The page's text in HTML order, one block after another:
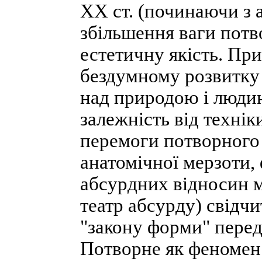
ХХ ст. (починаючи з
збільшення ваги
естетичну якість.
бездумному
над природою і
залежність від
перемоги
анатомічної
абсурдних відносин
театр абсурду)
"закону форми"
Потворне як феномен